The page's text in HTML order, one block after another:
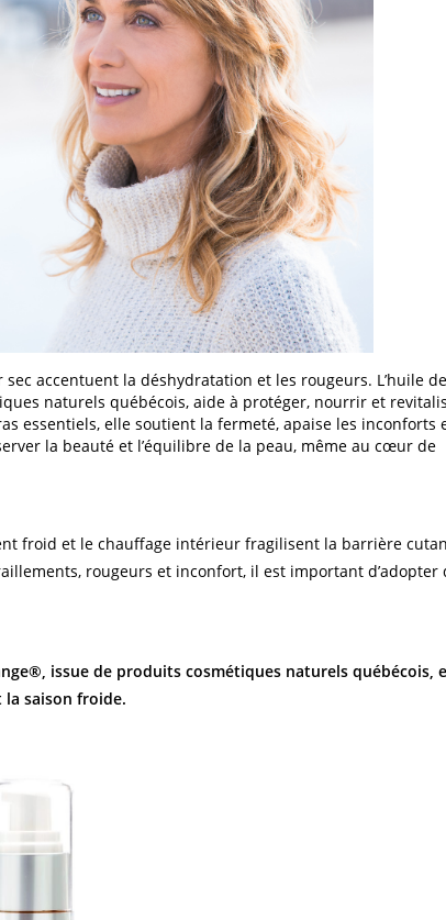
accentuent la déshydratation et les rougeurs. L’huile de
naturels québécois, aide à protéger, nourrir et
essentiels, elle soutient la fermeté, apaise les inconforts
la beauté et l’équilibre de la peau, même au cœur de
froid et le chauffage intérieur fragilisent la barrière
rougeurs et inconfort, il est important d’adopter
issue de produits cosmétiques naturels québécois,
saison froide.